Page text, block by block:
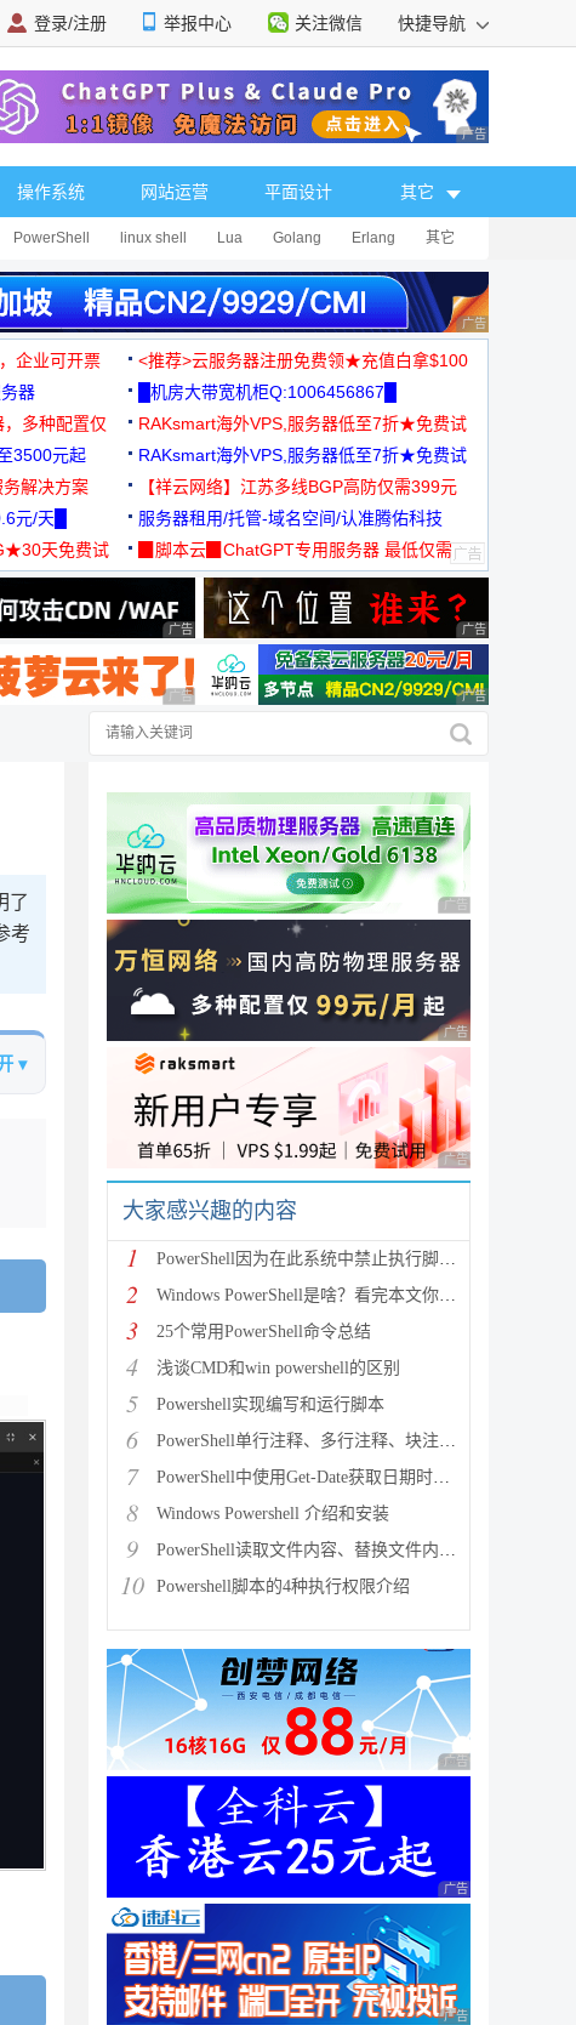
登录/注册 举报中心 关注微信 快捷导航
理性选择 广告 商业广告，理
操作系统 网站运营 平面设计 其它
PowerShell linux shell Lua Golang Erlang 其它
广告 商业广告，理
企业可开票
<推荐>云服务器注册免费领★充值白拿$100
器
█机房大带宽机柜Q:1006456867█
多种配置仅
RAKsmart海外VPS,服务器低至7折★免费试
用★
3500元起
RAKsmart海外VPS,服务器低至7折★免费试
用★
解决方案
【祥云网络】江苏多线BGP高防仅需399元
元/天█
服务器租用/托管-域名空间/认准腾佑科技
天免费试
▉脚本云▉ChatGPT专用服务器 最低仅需
19元/月
择 广告 商业广告，理性选择 广告 商业广告，理
择 广告 商业广告，理性选择 广告 商业广告，理
了
考
▾
广告 商业广告，理性
广告 商业广告，理性
广告 商业广告，理性
大家感兴趣的内容
1 PowerShell因为在此系统中禁止执行脚本的解决方法
2 Windows PowerShell是啥？看完本文你就懂它了
3 25个常用PowerShell命令总结
4 浅谈CMD和win powershell的区别
5 Powershell实现编写和运行脚本
6 PowerShell单行注释、多行注释、块注释的方法
7 PowerShell中使用Get-Date获取日期时间并格式
8 Windows Powershell 介绍和安装
9 PowerShell读取文件内容、替换文件内容、读取限定行的
10 Powershell脚本的4种执行权限介绍
广告 商业广告，理性
广告 商业广告，理性
广告 商业广告，理性